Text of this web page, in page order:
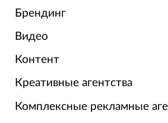
Брендинг
Видео
Контент
Креативные агентства
Комплексные рекламные